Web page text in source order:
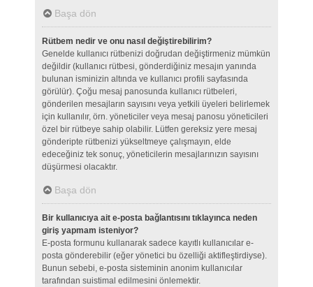
Başa dön
Rütbem nedir ve onu nasıl değiştirebilirim?
Genelde kullanıcı rütbenizi doğrudan değiştirmeniz mümkün
değildir (kullanıcı rütbesi, gönderdiğiniz mesajın yanında
bulunan isminizin altında ve kullanıcı profili sayfasında
görülür). Çoğu mesaj panosunda kullanıcı rütbeleri,
gönderilen mesajların sayısını veya yetkili üyeleri belirlemek
için kullanılır, örn. yöneticiler veya mesaj panosu yöneticileri
özel bir rütbeye sahip olabilir. Lütfen gereksiz yere mesaj
gönderipte rütbenizi yükseltmeye çalışmayın, elde
edeceğiniz tek sonuç, yöneticilerin mesajlarınızın sayısını
düşürmesi olacaktır.
Başa dön
Bir kullanıcıya ait e-posta bağlantısını tıklayınca neden
giriş yapmam isteniyor?
E-posta formunu kullanarak sadece kayıtlı kullanıcılar e-
posta gönderebilir (eğer yönetici bu özelliği aktifleştirdiyse).
Bunun sebebi, e-posta sisteminin anonim kullanıcılar
tarafından suistimal edilmesini önlemektir.